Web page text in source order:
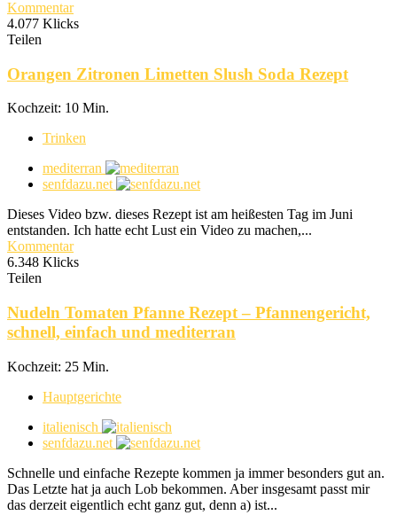
Kommentar
4.077 Klicks
Teilen
Orangen Zitronen Limetten Slush Soda Rezept
Kochzeit: 10 Min.
Trinken
mediterran
senfdazu.net
Dieses Video bzw. dieses Rezept ist am heißesten Tag im Juni
entstanden. Ich hatte echt Lust ein Video zu machen,...
Kommentar
6.348 Klicks
Teilen
Nudeln Tomaten Pfanne Rezept – Pfannengericht,
schnell, einfach und mediterran
Kochzeit: 25 Min.
Hauptgerichte
italienisch
senfdazu.net
Schnelle und einfache Rezepte kommen ja immer besonders gut an.
Das Letzte hat ja auch Lob bekommen. Aber insgesamt passt mir
das derzeit eigentlich echt ganz gut, denn a) ist...